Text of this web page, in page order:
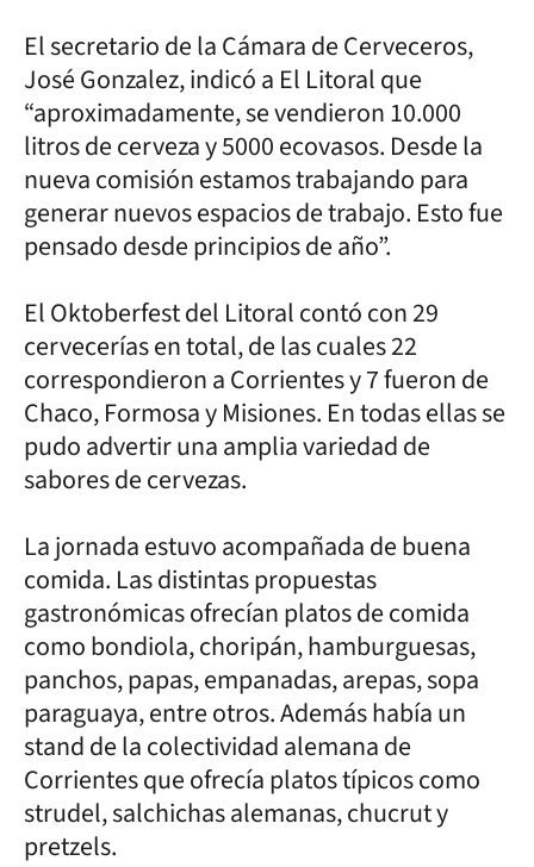
El secretario de la Cámara de Cerveceros,
José Gonzalez, indicó a El Litoral que
“aproximadamente, se vendieron 10.000
litros de cerveza y 5000 ecovasos. Desde la
nueva comisión estamos trabajando para
generar nuevos espacios de trabajo. Esto fue
pensado desde principios de año”.
El Oktoberfest del Litoral contó con 29
cervecerías en total, de las cuales 22
correspondieron a Corrientes y 7 fueron de
Chaco, Formosa y Misiones. En todas ellas se
pudo advertir una amplia variedad de
sabores de cervezas.
La jornada estuvo acompañada de buena
comida. Las distintas propuestas
gastronómicas ofrecían platos de comida
como bondiola, choripán, hamburguesas,
panchos, papas, empanadas, arepas, sopa
paraguaya, entre otros. Además había un
stand de la colectividad alemana de
Corrientes que ofrecía platos típicos como
strudel, salchichas alemanas, chucrut y
pretzels.